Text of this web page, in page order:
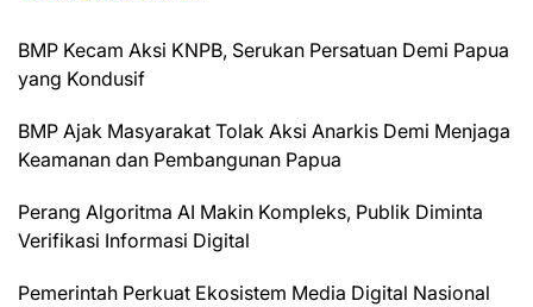
BMP Kecam Aksi KNPB, Serukan Persatuan Demi Papua
yang Kondusif
BMP Ajak Masyarakat Tolak Aksi Anarkis Demi Menjaga
Keamanan dan Pembangunan Papua
Perang Algoritma AI Makin Kompleks, Publik Diminta
Verifikasi Informasi Digital
Pemerintah Perkuat Ekosistem Media Digital Nasional